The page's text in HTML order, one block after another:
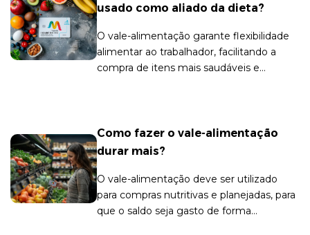
usado como aliado da dieta?
O vale-alimentação garante flexibilidade
alimentar ao trabalhador, facilitando a
compra de itens mais saudáveis e
Como fazer o vale-alimentação
durar mais?
O vale-alimentação deve ser utilizado
para compras nutritivas e planejadas, para
que o saldo seja gasto de forma